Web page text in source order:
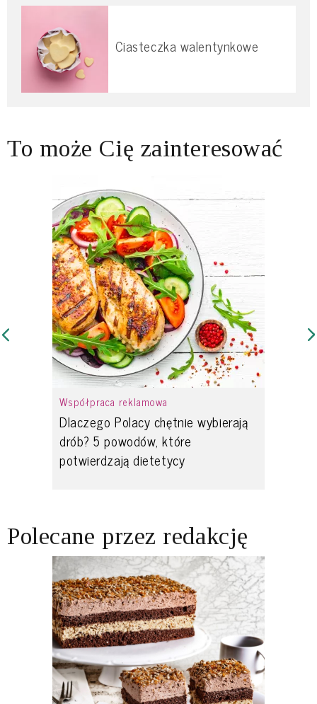
Ciasteczka walentynkowe
To może Cię zainteresować
Współpraca reklamowa
Dlaczego Polacy chętnie wybierają
drób? 5 powodów, które
potwierdzają dietetycy
Polecane przez redakcję